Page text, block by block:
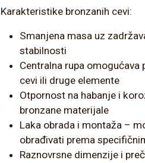
Karakteristike bronzanih cevi:
Smanjena masa uz
stabilnosti
Centralna rupa omogućava
cevi ili druge elemente
Otpornost na habanje i
bronzane materijale
Laka obrada i montaža –
obrađivati prema
Raznovrsne dimenzije i